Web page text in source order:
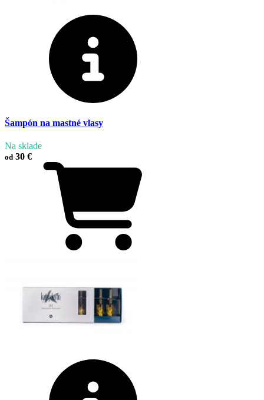
Šampón na mastné vlasy
Na sklade
od 30 €